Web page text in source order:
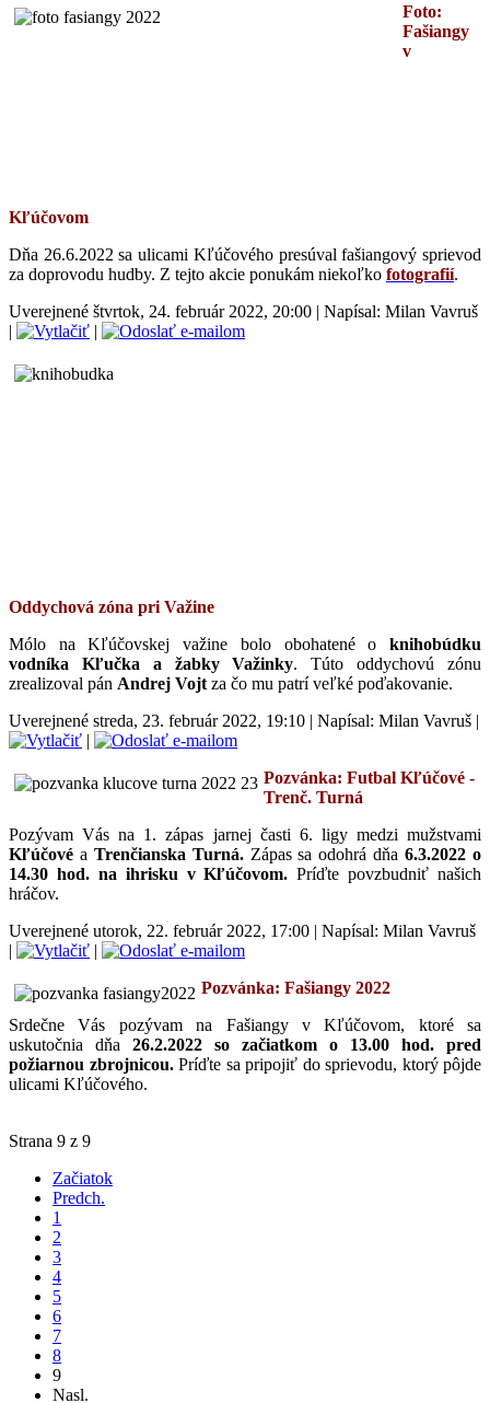
Foto:
Fašiangy
v
Kľúčovom
Dňa 26.6.2022 sa ulicami Kľúčového presúval fašiangový sprievod
za doprovodu hudby. Z tejto akcie ponukám niekoľko fotografií.
Uverejnené štvrtok, 24. február 2022, 20:00 | Napísal: Milan Vavruš
|
|
Oddychová zóna pri Važine
Mólo na Kľúčovskej važine bolo obohatené o knihobúdku
vodníka Kľučka a žabky Važinky. Túto oddychovú zónu
zrealizoval pán Andrej Vojt za čo mu patrí veľké poďakovanie.
Uverejnené streda, 23. február 2022, 19:10 | Napísal: Milan Vavruš |
|
Pozvánka: Futbal Kľúčové -
Trenč. Turná
Pozývam Vás na 1. zápas jarnej časti 6. ligy medzi mužstvami
Kľúčové a Trenčianska Turná. Zápas sa odohrá dňa6.3.2022 o
14.30 hod. na ihrisku v Kľúčovom. Príďte povzbudniť našich
hráčov.
Uverejnené utorok, 22. február 2022, 17:00 | Napísal: Milan Vavruš
|
|
Pozvánka: Fašiangy 2022
Srdečne Vás pozývam na Fašiangy v Kľúčovom, ktoré sa
uskutočnia dňa 26.2.2022 so začiatkom o 13.00 hod. pred
požiarnou zbrojnicou. Príďte sa pripojiť do sprievodu, ktorý pôjde
ulicami Kľúčového.
Strana 9 z 9
Začiatok
Predch.
1
2
3
4
5
6
7
8
9
Nasl.